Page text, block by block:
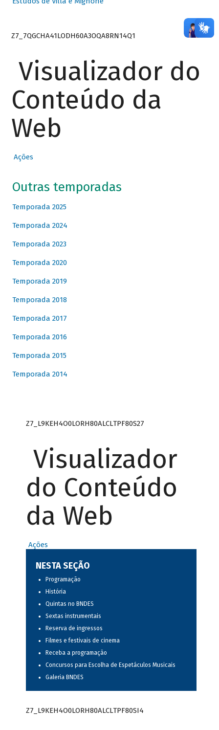
Z7_7QGCHA41LODH60A3OQA8RN14Q1
Visualizador do
Conteúdo da
Web
Ações
Outras temporadas
Temporada 2025
Temporada 2024
Temporada 2023
Temporada 2020
Temporada 2019
Temporada 2018
Temporada 2017
Temporada 2016
Temporada 2015
Temporada 2014
Z7_L9KEH4O0LORH80ALCLTPF80S27
Visualizador
do Conteúdo
da Web
Ações
NESTA SEÇÃO
Programação
História
Quintas no BNDES
Sextas instrumentais
Reserva de ingressos
Filmes e festivais de cinema
Receba a programação
Concursos para Escolha de Espetáculos Musicais
Galeria BNDES
Z7_L9KEH4O0LORH80ALCLTPF80SI4